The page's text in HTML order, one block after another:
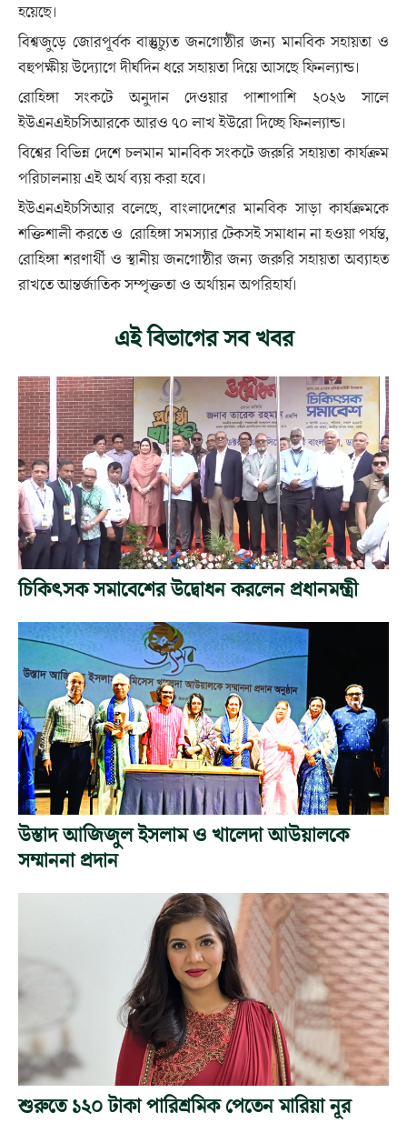
হয়েছে।
বিশ্বজুড়ে জোরপূর্বক বাস্তুচ্যুত জনগোষ্ঠীর জন্য মানবিক সহায়তা ও
বহুপক্ষীয় উদ্যোগে দীর্ঘদিন ধরে সহায়তা দিয়ে আসছে ফিনল্যান্ড।
রোহিঙ্গা সংকটে অনুদান দেওয়ার পাশাপাশি ২০২৬ সালে
ইউএনএইচসিআরকে আরও ৭০ লাখ ইউরো দিচ্ছে ফিনল্যান্ড।
বিশ্বের বিভিন্ন দেশে চলমান মানবিক সংকটে জরুরি সহায়তা কার্যক্রম
পরিচালনায় এই অর্থ ব্যয় করা হবে।
ইউএনএইচসিআর বলেছে, বাংলাদেশের মানবিক সাড়া কার্যক্রমকে
শক্তিশালী করতে ও রোহিঙ্গা সমস্যার টেকসই সমাধান না হওয়া পর্যন্ত,
রোহিঙ্গা শরণার্থী ও স্থানীয় জনগোষ্ঠীর জন্য জরুরি সহায়তা অব্যাহত
রাখতে আন্তর্জাতিক সম্পৃক্ততা ও অর্থায়ন অপরিহার্য।
এই বিভাগের সব খবর
চিকিৎসক সমাবেশের উদ্বোধন করলেন প্রধানমন্ত্রী
উস্তাদ আজিজুল ইসলাম ও খালেদা আউয়ালকে
সম্মাননা প্রদান
শুরুতে ১২০ টাকা পারিশ্রমিক পেতেন মারিয়া নূর